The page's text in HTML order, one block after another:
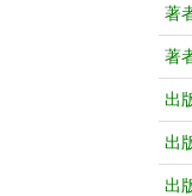
著
著
出
出
出